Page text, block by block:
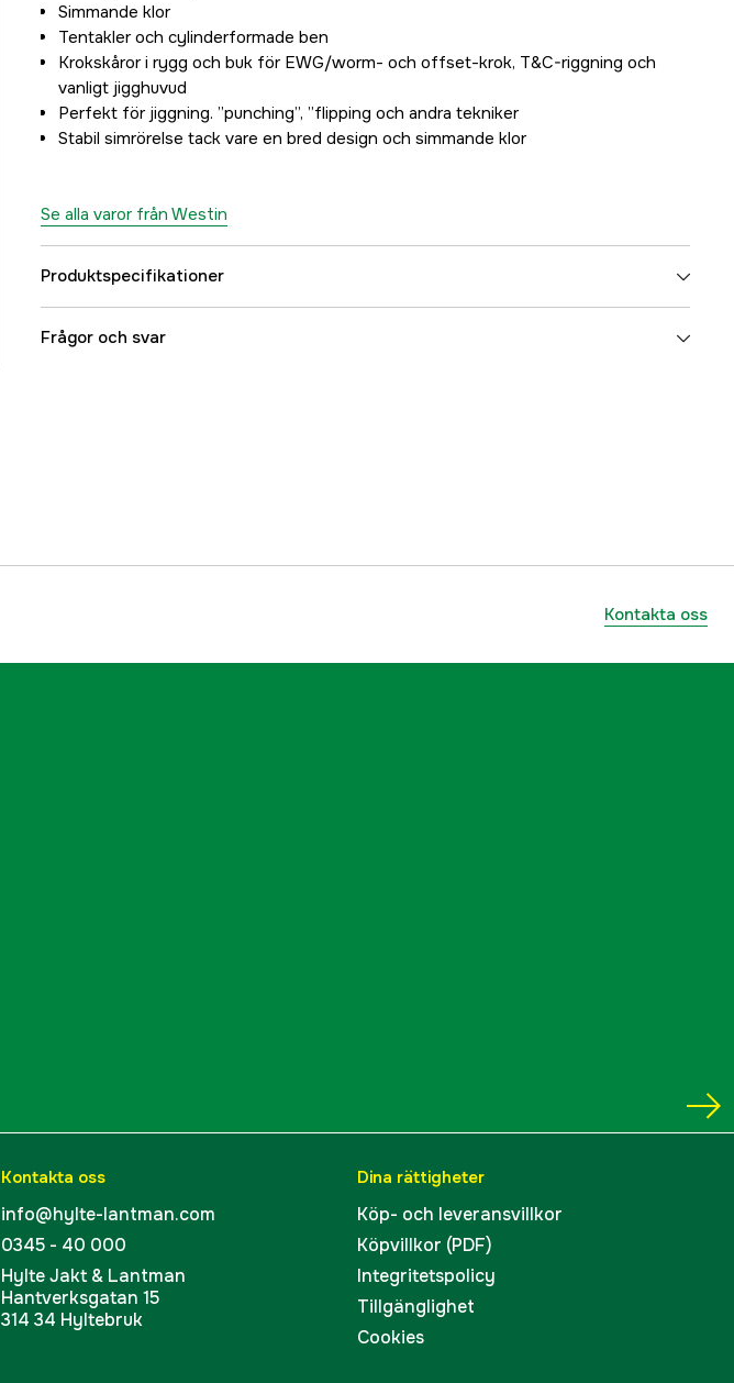
Simmande klor
Tentakler och cylinderformade ben
Krokskåror i rygg och buk för EWG/worm- och offset-krok, T&C-riggning och
vanligt jigghuvud
Perfekt för jiggning. ”punching”, ”flipping och andra tekniker
Stabil simrörelse tack vare en bred design och simmande klor
Se alla varor från Westin
Produktspecifikationer
Krokstorlek, drag
3000017917
Tillverkarens artikelnummer P151-558-010
Frågor och svar
Kontakta oss
Kontakta oss
info@hylte-lantman.com
0345 - 40 000
Hylte Jakt & Lantman
Hantverksgatan 15
314 34 Hyltebruk
Dina rättigheter
Köp- och leveransvillkor
Köpvillkor (PDF)
Integritetspolicy
Tillgänglighet
Cookies